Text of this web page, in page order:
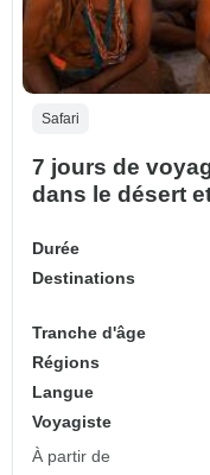
Safari
7 jours de
dans le désert
Durée
Destinations
Tranche d'âge
Régions
Langue
Voyagiste
À partir de